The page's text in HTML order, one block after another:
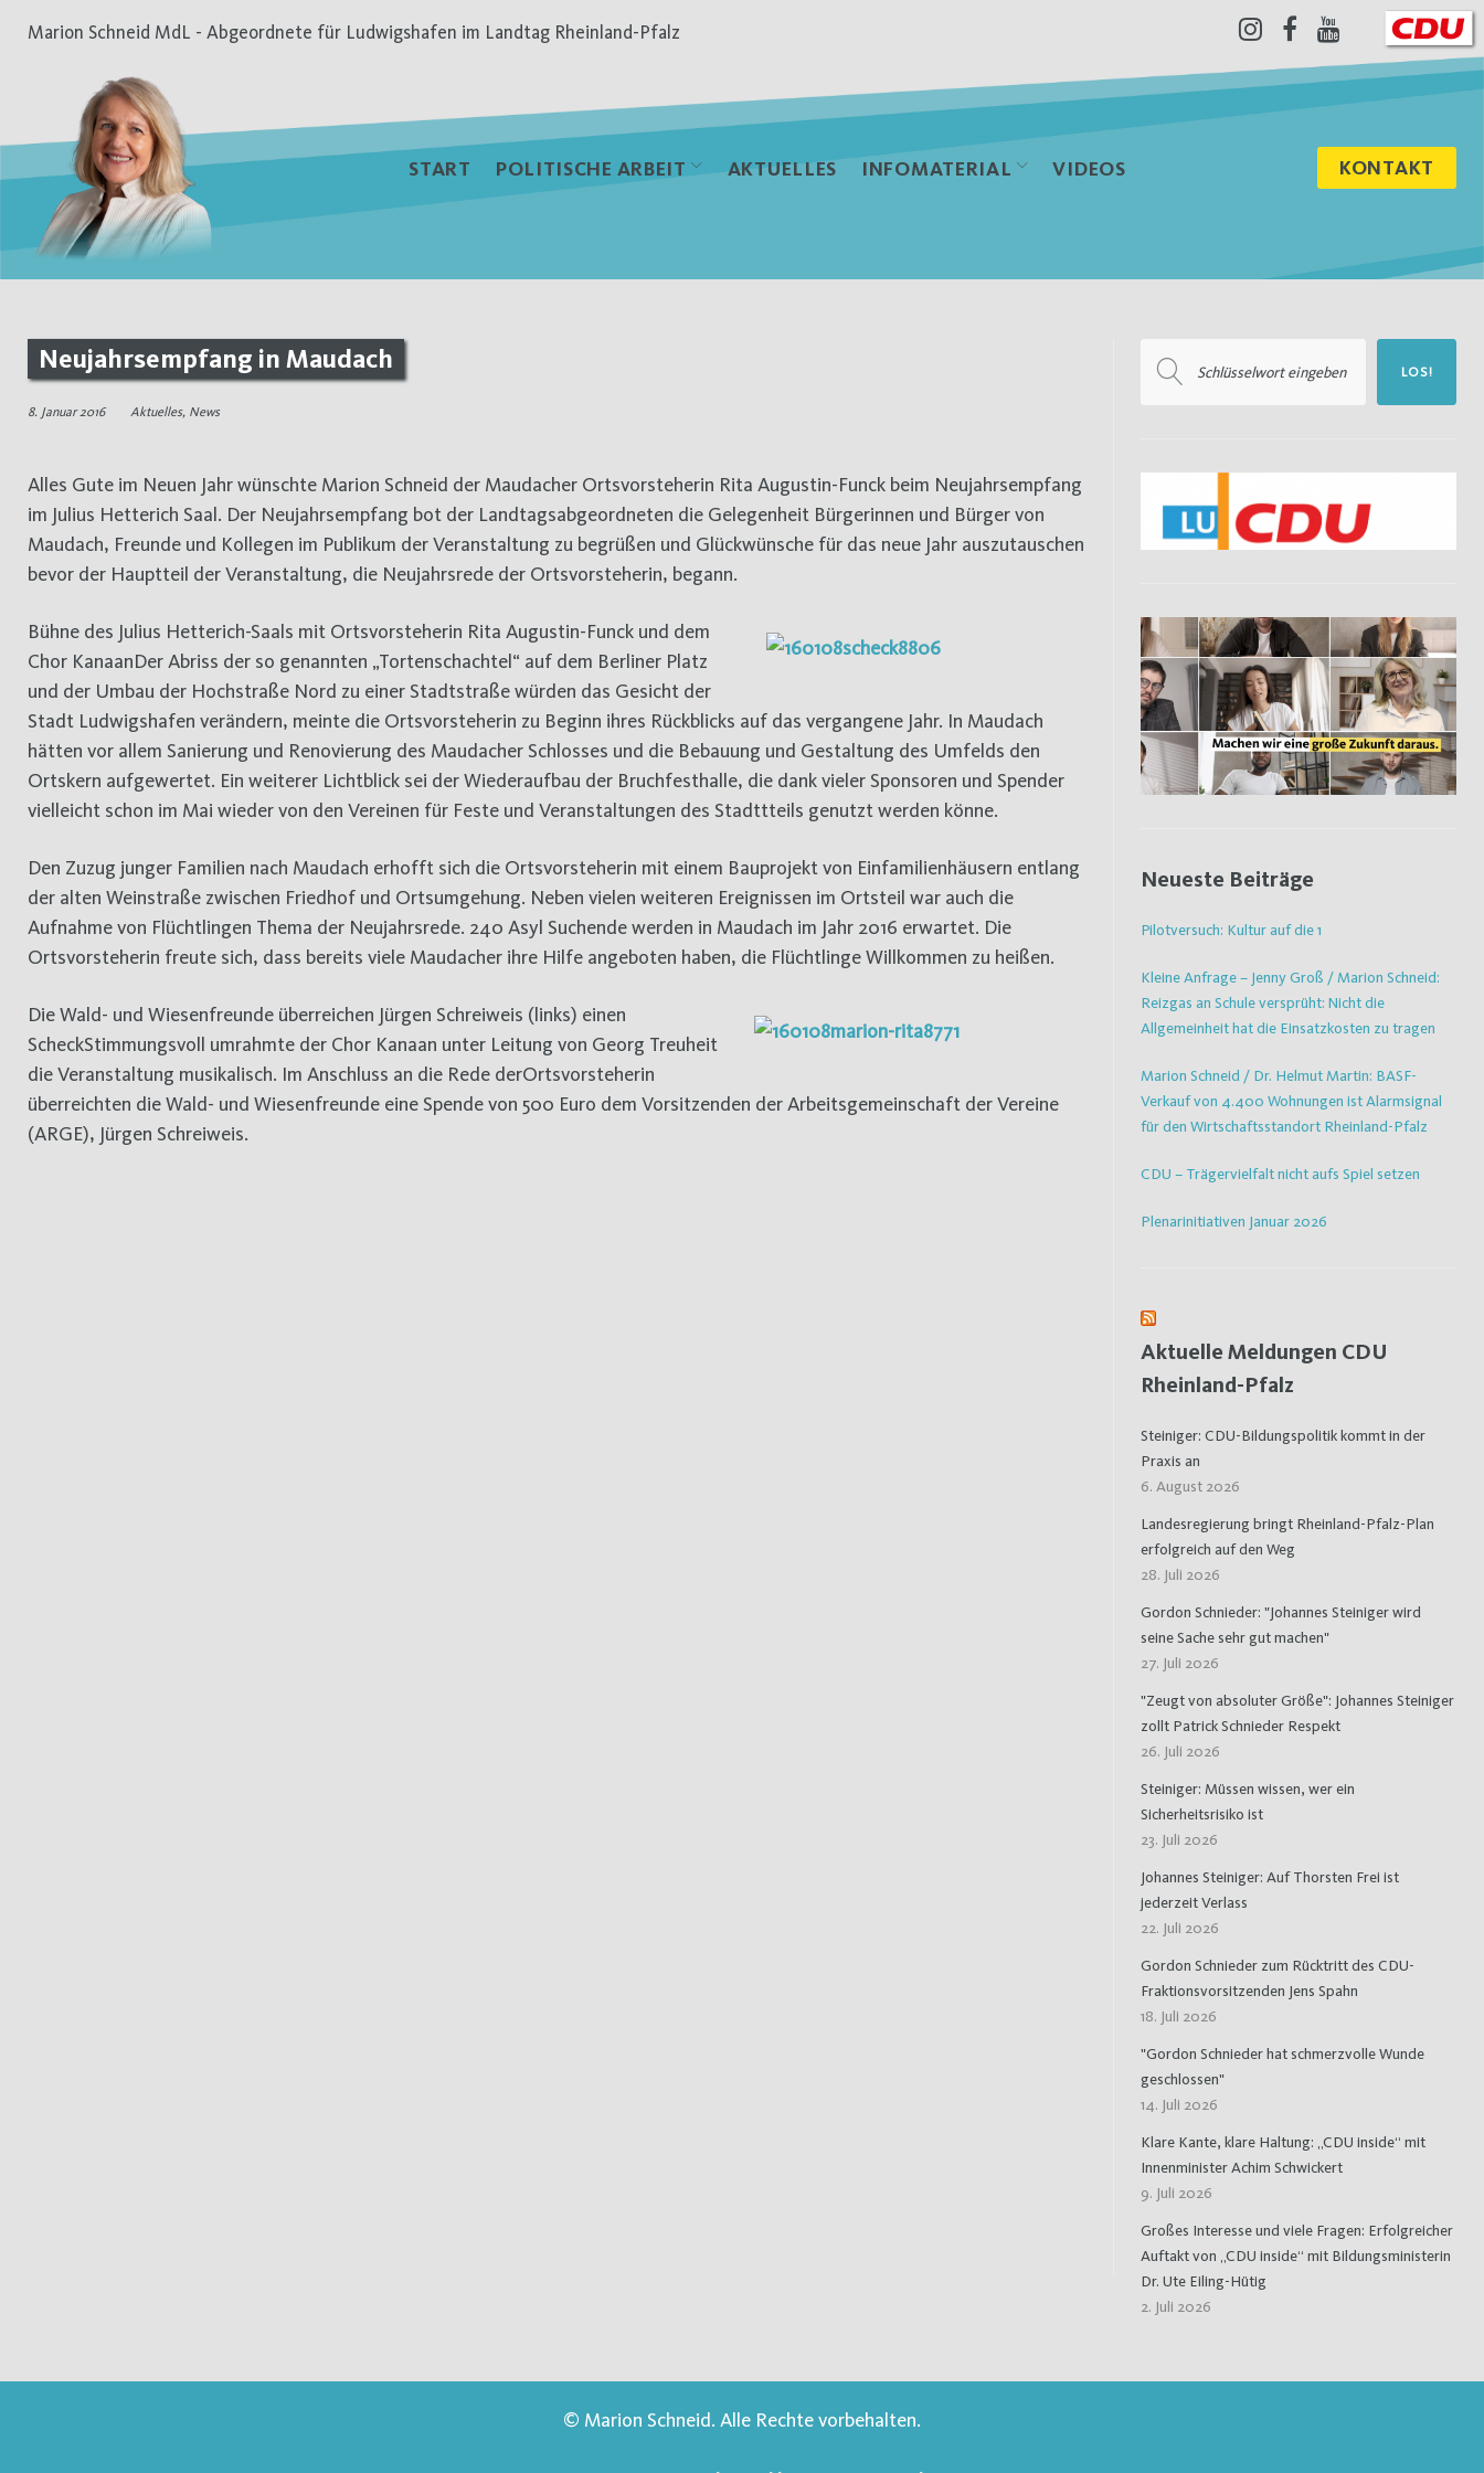
Inhalt
Marion Schneid MdL - Abgeordnete für Ludwigshafen im Landtag Rheinland-Pfalz
Instagram
Facebook
Youtube
START POLITISCHE ARBEIT AKTUELLES INFOMATERIAL VIDEOS KONTAKT
Neujahrsempfang in Maudach
8. Januar 2016 Aktuelles, News
Alles Gute im Neuen Jahr wünschte Marion Schneid der Maudacher Ortsvorsteherin Rita Augustin-Funck beim Neujahrsempfang
im Julius Hetterich Saal. Der Neujahrsempfang bot der Landtagsabgeordneten die Gelegenheit Bürgerinnen und Bürger von
Maudach, Freunde und Kollegen im Publikum der Veranstaltung zu begrüßen und Glückwünsche für das neue Jahr auszutauschen
bevor der Hauptteil der Veranstaltung, die Neujahrsrede der Ortsvorsteherin, begann.
Bühne des Julius Hetterich-Saals mit Ortsvorsteherin Rita Augustin-Funck und dem
Chor KanaanDer Abriss der so genannten „Tortenschachtel“ auf dem Berliner Platz
und der Umbau der Hochstraße Nord zu einer Stadtstraße würden das Gesicht der
Stadt Ludwigshafen verändern, meinte die Ortsvorsteherin zu Beginn ihres Rückblicks auf das vergangene Jahr. In Maudach
hätten vor allem Sanierung und Renovierung des Maudacher Schlosses und die Bebauung und Gestaltung des Umfelds den
Ortskern aufgewertet. Ein weiterer Lichtblick sei der Wiederaufbau der Bruchfesthalle, die dank vieler Sponsoren und Spender
vielleicht schon im Mai wieder von den Vereinen für Feste und Veranstaltungen des Stadttteils genutzt werden könne.
Den Zuzug junger Familien nach Maudach erhofft sich die Ortsvorsteherin mit einem Bauprojekt von Einfamilienhäusern entlang
der alten Weinstraße zwischen Friedhof und Ortsumgehung. Neben vielen weiteren Ereignissen im Ortsteil war auch die
Aufnahme von Flüchtlingen Thema der Neujahrsrede. 240 Asyl Suchende werden in Maudach im Jahr 2016 erwartet. Die
Ortsvorsteherin freute sich, dass bereits viele Maudacher ihre Hilfe angeboten haben, die Flüchtlinge Willkommen zu heißen.
Die Wald- und Wiesenfreunde überreichen Jürgen Schreiweis (links) einen
ScheckStimmungsvoll umrahmte der Chor Kanaan unter Leitung von Georg Treuheit
die Veranstaltung musikalisch. Im Anschluss an die Rede derOrtsvorsteherin
überreichten die Wald- und Wiesenfreunde eine Spende von 500 Euro dem Vorsitzenden der Arbeitsgemeinschaft der Vereine
(ARGE), Jürgen Schreiweis.
nach:
LOS!
Neueste Beiträge
Pilotversuch: Kultur auf die 1
Kleine Anfrage – Jenny Groß / Marion Schneid:
Reizgas an Schule versprüht: Nicht die
Allgemeinheit hat die Einsatzkosten zu tragen
Marion Schneid / Dr. Helmut Martin: BASF-
Verkauf von 4.400 Wohnungen ist Alarmsignal
für den Wirtschaftsstandort Rheinland-Pfalz
CDU – Trägervielfalt nicht aufs Spiel setzen
Plenarinitiativen Januar 2026
Aktuelle Meldungen CDU
Rheinland-Pfalz
Steiniger: CDU-Bildungspolitik kommt in der
Praxis an
6. August 2026
Landesregierung bringt Rheinland-Pfalz-Plan
erfolgreich auf den Weg
28. Juli 2026
Gordon Schnieder: "Johannes Steiniger wird
seine Sache sehr gut machen"
27. Juli 2026
"Zeugt von absoluter Größe": Johannes Steiniger
zollt Patrick Schnieder Respekt
26. Juli 2026
Steiniger: Müssen wissen, wer ein
Sicherheitsrisiko ist
23. Juli 2026
Johannes Steiniger: Auf Thorsten Frei ist
jederzeit Verlass
22. Juli 2026
Gordon Schnieder zum Rücktritt des CDU-
Fraktionsvorsitzenden Jens Spahn
18. Juli 2026
"Gordon Schnieder hat schmerzvolle Wunde
geschlossen"
14. Juli 2026
Klare Kante, klare Haltung: „CDU inside“ mit
Innenminister Achim Schwickert
9. Juli 2026
Großes Interesse und viele Fragen: Erfolgreicher
Auftakt von „CDU inside“ mit Bildungsministerin
Dr. Ute Eiling-Hütig
2. Juli 2026
© Marion Schneid. Alle Rechte vorbehalten.